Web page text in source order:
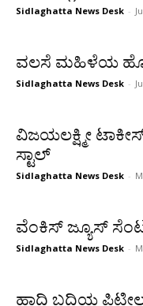
Sidlaghatta News Desk -
ವಲಸೆ ಮಹಿಳೆಯ
Sidlaghatta News Desk -
ವಿಜಯಲಕ್ಷ್ಮೀ
ಸ್ಟಾಲ್
Sidlaghatta News Desk -
ವೆಂಕಿಸ್ ಜ್ಯೂಸ್
Sidlaghatta News Desk -
ಹಾದಿ ಬದಿಯ